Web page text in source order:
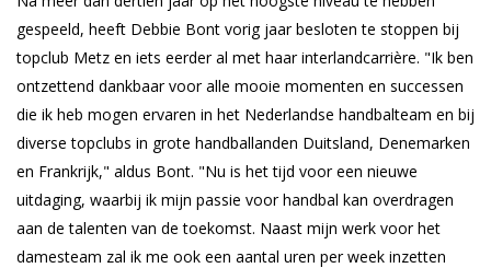
gespeeld, heeft Debbie Bont vorig jaar besloten te stoppen bij
topclub Metz en iets eerder al met haar interlandcarrière. "Ik ben
ontzettend dankbaar voor alle mooie momenten en successen
die ik heb mogen ervaren in het Nederlandse handbalteam en bij
diverse topclubs in grote handballanden Duitsland, Denemarken
en Frankrijk," aldus Bont. "Nu is het tijd voor een nieuwe
uitdaging, waarbij ik mijn passie voor handbal kan overdragen
aan de talenten van de toekomst. Naast mijn werk voor het
damesteam zal ik me ook een aantal uren per week inzetten